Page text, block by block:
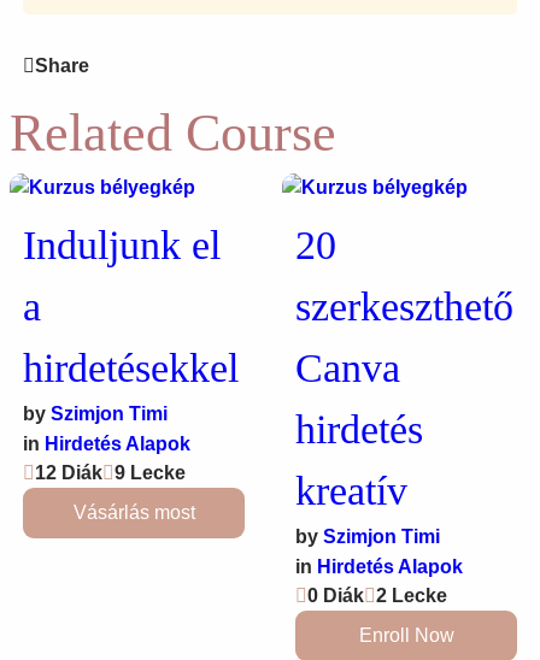
Share
Related Course
Induljunk el
a
hirdetésekkel
by Szimjon Timi
in Hirdetés Alapok
12 Diák
9 Lecke
Vásárlás most
20
szerkeszthető
Canva
hirdetés
kreatív
by Szimjon Timi
in Hirdetés Alapok
0 Diák
2 Lecke
Enroll Now